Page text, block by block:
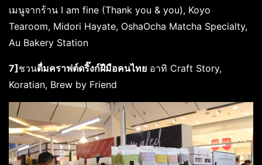
เมนูจากร้าน I am fine (Thank you & you), Koyo
Tearoom, Midori Hayate, OshaOcha Matcha Specialty,
Au Bakery Station
7] ชวนดื่มคราฟต์ดริ๊งก์ฝีมือคนไทย อาทิ Craft Story,
Koratian, Brew by Friend